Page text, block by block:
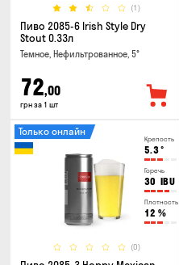
(1)
Пиво 2085-6 Irish Style Dry
Stout 0.33л
Темное, Нефильтрованное, 5°
72,00
грн за 1 шт
Крепость
5.3°
Горечь
30 IBU
Плотность
12 %
(0)
Только онлайн